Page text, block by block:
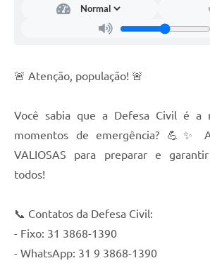
Notificações de Penalidades – Decisões
Notificações Obras e Posturas
Conselho Municipal de Conservação e
Meio Ambiente-CODEMA
Contratos
Arquivos para Download
Obras
🚨 Atenção, população! 🚨
Você sabia que a Defesa Civil é a
momentos de emergência? 💪✨
VALIOSAS para preparar e
todos!
📞 Contatos da Defesa Civil:
- Fixo: 31 3868-1390
- WhatsApp: 31 9 3868-1390